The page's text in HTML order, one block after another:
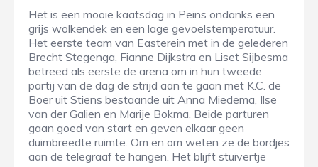
Het is een mooie kaatsdag in Peins ondanks een
grijs wolkendek en een lage gevoelstemperatuur.
Het eerste team van Easterein met in de gelederen
Brecht Stegenga, Fianne Dijkstra en Liset Sijbesma
betreed als eerste de arena om in hun tweede
partij van de dag de strijd aan te gaan met K.C. de
Boer uit Stiens bestaande uit Anna Miedema, Ilse
van der Galien en Marije Bokma. Beide parturen
gaan goed van start en geven elkaar geen
duimbreedte ruimte. Om en om weten ze de bordjes
aan de telegraaf te hangen. Het blijft stuivertje